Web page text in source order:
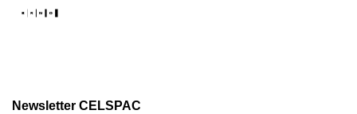
Newsletter CELSPAC